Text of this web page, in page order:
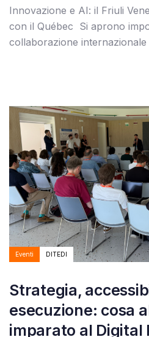
Innovazione e AI: il Friuli
con il Québec Si aprono
collaborazione internazionale
Tags
Eventi
Autore:
DITEDI
Strategia,
esecuzione: cosa
imparato al Digital